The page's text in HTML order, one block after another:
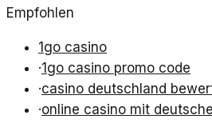
Empfohlen
1go casino
·1go casino promo code
·casino deutschland
·online casino mit